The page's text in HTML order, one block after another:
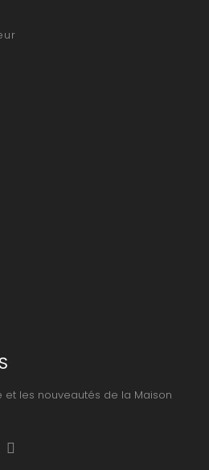
et les nouveautés de la Maison